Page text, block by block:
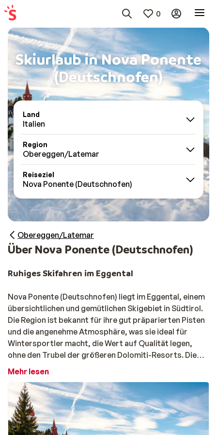
0
Skiurlaub in Nova Ponente
(Deutschnofen)
Land
Italien
Region
Obereggen/Latemar
Reiseziel
Nova Ponente (Deutschnofen)
Obereggen/Latemar
Über Nova Ponente (Deutschnofen)
Ruhiges Skifahren im Eggental
Nova Ponente (Deutschnofen) liegt im Eggental, einem
übersichtlichen und gemütlichen Skigebiet in Südtirol.
Die Region ist bekannt für ihre gut präparierten Pisten
und die angenehme Atmosphäre, was sie ideal für
Wintersportler macht, die Wert auf Qualität legen,
ohne den Trubel der größeren Dolomiti-Resorts. Die
Pisten sind breit und abwechslungsreich, sodass das
fortgeschrittene Skifahrer geeignet ist, die ihre
Schwünge in entspannter Geschwindigkeit genießen
Familien- und freestylefreundliches Skigebiet
Mehr lesen